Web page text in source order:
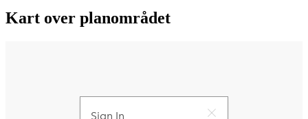
Kart over planområdet